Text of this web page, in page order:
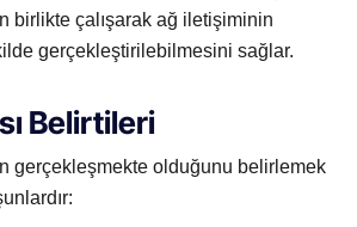
birlikte çalışarak ağ iletişiminin
gerçekleştirilebilmesini sağlar.
Belirtileri
gerçekleşmekte olduğunu belirlemek